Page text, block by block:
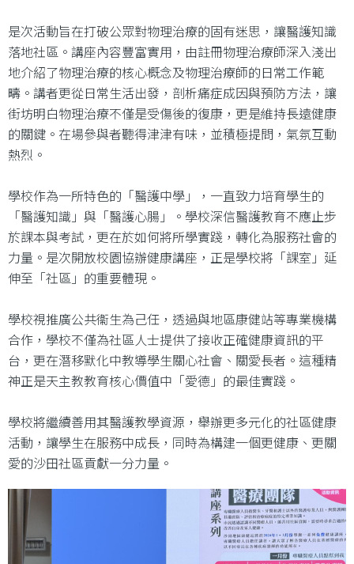
是次活動旨在打破公眾對物理治療的固有迷思，讓醫護知識
落地社區。講座內容豐富實用，由註冊物理治療師深入淺出
地介紹了物理治療的核心概念及物理治療師的日常工作範
疇。講者更從日常生活出發，剖析痛症成因與預防方法，讓
街坊明白物理治療不僅是受傷後的復康，更是維持長遠健康
的關鍵。在場參與者聽得津津有味，並積極提問，氣氛互動
熱烈。
學校作為一所特色的「醫護中學」，一直致力培育學生的
「醫護知識」與「醫護心腸」。學校深信醫護教育不應止步
於課本與考試，更在於如何將所學實踐，轉化為服務社會的
力量。是次開放校園協辦健康講座，正是學校將「課室」延
伸至「社區」的重要體現。
學校視推廣公共衞生為己任，透過與地區康健站等專業機構
合作，學校不僅為社區人士提供了接收正確健康資訊的平
台，更在潛移默化中教導學生關心社會、關愛長者。這種精
神正是天主教教育核心價值中「愛德」的最佳實踐。
學校將繼續善用其醫護教學資源，舉辦更多元化的社區健康
活動，讓學生在服務中成長，同時為構建一個更健康、更關
愛的沙田社區貢獻一分力量。